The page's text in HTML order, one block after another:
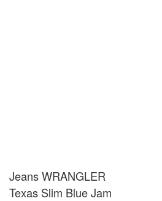
Jeans WRANGLER
Texas Slim Blue Jam